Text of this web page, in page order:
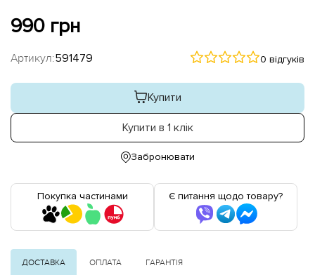
990 грн
Артикул:591479 0 відгуків
Купити
Купити в 1 клік
Забронювати
Покупка частинами Є питання щодо товару?
ДОСТАВКА ОПЛАТА ГАРАНТІЯ